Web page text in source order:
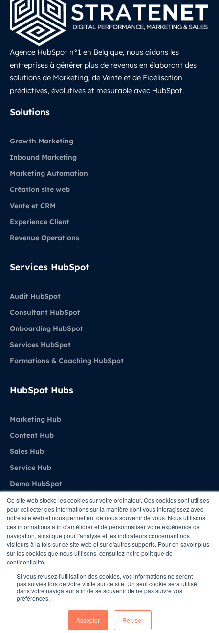
Ce site web stocke les cookies sur votre ordinateur. Ces cookies sont utilisés
pour collecter des informations sur la manière dont vous interagissez avec
notre site web et nous permettent de nous souvenir de vous. Nous utilisons
ces informations afin d'améliorer et de personnaliser votre expérience de
navigation, ainsi que pour l'analyse et les indicateurs concernant nos
visiteurs à la fois sur ce site web et sur d'autres supports. Pour en savoir plus
sur les cookies que nous utilisons, consultez notre politique de
confidentialité.
Si vous refusez l'utilisation des cookies, vos informations ne seront
pas suivies lors de votre visite sur ce site. Un seul cookie sera utilisé
dans votre navigateur afin de se souvenir de ne pas suivre vos
préférences.
Accepter Refuser
Agence HubSpot n°1 en Belgique, nous aidons les
entreprises à générer plus de revenus en élaborant des
solutions de Marketing, de Vente et de Fidélisation
prédictives, évolutives et mesurable avec HubSpot.
Solutions
Growth Marketing
Inbound Marketing
Marketing Automation
Création site web
Vente et CRM
Experience Client
Revenue Operations
Services HubSpot
Audit HubSpot
Consultant HubSpot
Onboarding HubSpot
Services HubSpot
Formations & Coaching HubSpot
HubSpot Hubs
Marketing Hub
Content Hub
Sales Hub
Service Hub
Demo HubSpot
Agence
A propos de Stratenet
Stratenet X HubSpot
Nous Contacter
Copyright © STRATENET - All rights Reserved
Privacy Policy